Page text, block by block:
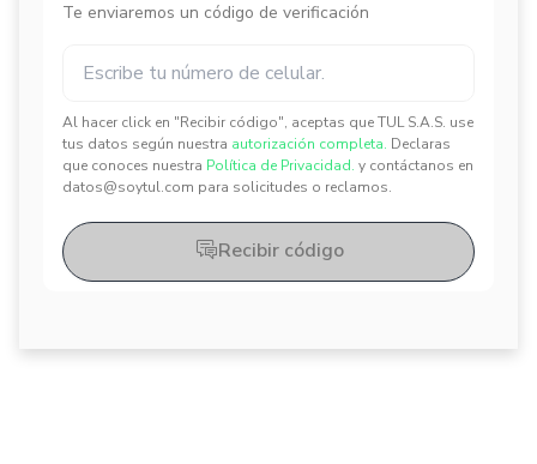
Te enviaremos un código de verificación
Al hacer click en "Recibir código", aceptas que TUL S.A.S. use
tus datos según nuestra autorización completa. Declaras
que conoces nuestra Política de Privacidad. y contáctanos en
datos@soytul.com para solicitudes o reclamos.
✕
✕
Recibir código